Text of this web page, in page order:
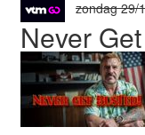
zondag 29/
Never